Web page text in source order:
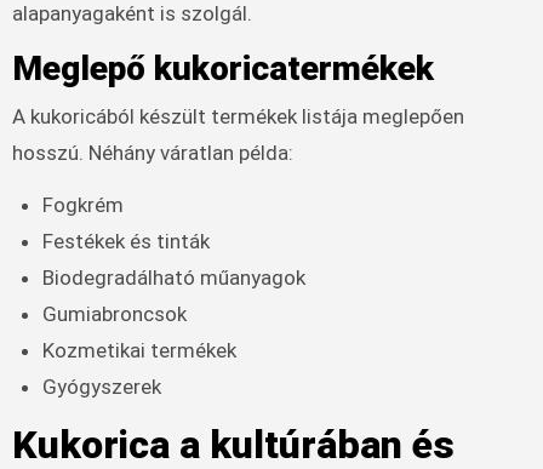
alapanyagaként is szolgál.
Meglepő kukoricatermékek
A kukoricából készült termékek listája meglepően
hosszú. Néhány váratlan példa:
Fogkrém
Festékek és tinták
Biodegradálható műanyagok
Gumiabroncsok
Kozmetikai termékek
Gyógyszerek
Kukorica a kultúrában és